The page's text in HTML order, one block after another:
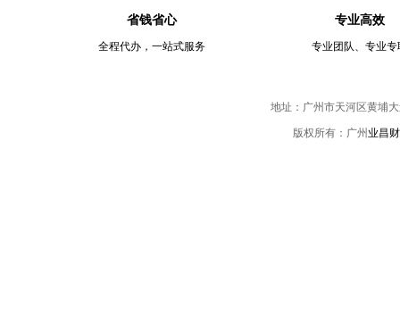
省钱省心
全程代办，一站式服务
专业高效
专业团队、专业专
地址：广州市天河区黄埔
版权所有：广州 业昌